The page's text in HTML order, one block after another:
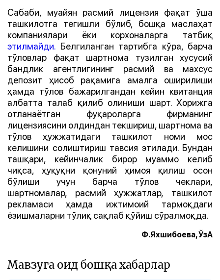
Сабаби, муайян расмий лицензия фақат ўша
ташкилотга тегишли бўлиб, бошқа маслаҳат
компаниялари ёки корхоналарга татбиқ
этилмайди. Белгиланган тартибга кўра, барча
тўловлар фақат шартнома тузилган хусусий
бандлик агентлигининг расмий ва махсус
депозит ҳисоб рақамига амалга оширилиши
ҳамда тўлов бажарилгандан кейин квитанция
албатта талаб қилиб олиниши шарт. Хорижга
отланаётган фуқароларга фирманинг
лицензиясини олдиндан текшириш, шартнома ва
тўлов ҳужжатидаги ташкилот номи мос
келишини солиштириш тавсия этилади. Бундан
ташқари, кейинчалик бирор муаммо келиб
чиқса, ҳуқуқни қонуний ҳимоя қилиш осон
бўлиши учун барча тўлов чеклари,
шартномалар, расмий ҳужжатлар, ташкилот
рекламаси ҳамда ижтимоий тармоқдаги
ёзишмаларни тўлиқ сақлаб қўйиш сўралмоқда.
Ф.Яхшибоева, ЎзА
Мавзуга оид бошқа хабарлар